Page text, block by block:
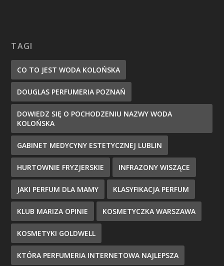
TAGI
CO TO JEST WODA KOLOŃSKA
DOUGLAS PERFUMERIA POZNAŃ
DOWIEDZ SIĘ O POCHODZENIU NAZWY WODA
KOLOŃSKA
GABINET MEDYCYNY ESTETYCZNEJ LUBLIN
HURTOWNIE FRYZJERSKIE INFRAZONY WISZĄCE
JAKI PERFUM DLA MAMY KLASYFIKACJA PERFUM
KLUB MARIZA OPINIE KOSMETYCZKA WARSZAWA
KOSMETYKI GOLDWELL
KTÓRA PERFUMERIA INTERNETOWA NAJLEPSZA